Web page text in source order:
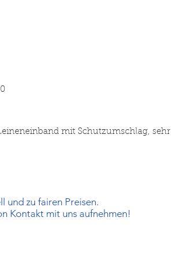
mit Schutzumschlag, sehr
und zu fairen Preisen.
Kontakt mit uns aufnehmen!